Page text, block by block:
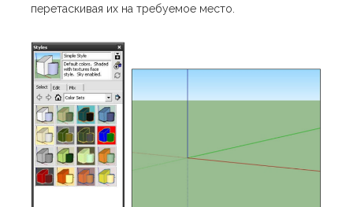
перетаскивая их на требуемое место.